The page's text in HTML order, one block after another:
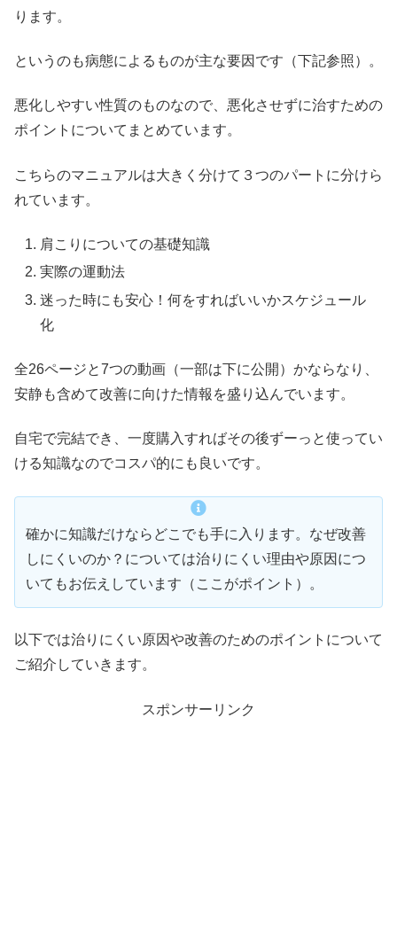
ります。
というのも病態によるものが主な要因です（下記参照）。
悪化しやすい性質のものなので、悪化させずに治すための
ポイントについてまとめています。
こちらのマニュアルは大きく分けて３つのパートに分けら
れています。
肩こりについての基礎知識
実際の運動法
迷った時にも安心！何をすればいいかスケジュール
化
全26ページと7つの動画（一部は下に公開）かならなり、
安静も含めて改善に向けた情報を盛り込んでいます。
自宅で完結でき、一度購入すればその後ずーっと使ってい
ける知識なのでコスパ的にも良いです。
確かに知識だけならどこでも手に入ります。なぜ改善
しにくいのか？については治りにくい理由や原因につ
いてもお伝えしています（ここがポイント）。
以下では治りにくい原因や改善のためのポイントについて
ご紹介していきます。
スポンサーリンク